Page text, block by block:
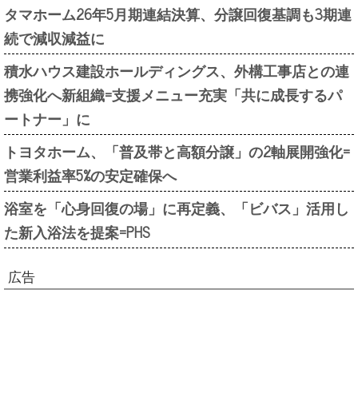
タマホーム26年5月期連結決算、分譲回復基調も3期連
続で減収減益に
積水ハウス建設ホールディングス、外構工事店との連
携強化へ新組織=支援メニュー充実「共に成長するパ
ートナー」に
トヨタホーム、「普及帯と高額分譲」の2軸展開強化=
営業利益率5%の安定確保へ
浴室を「心身回復の場」に再定義、「ビバス」活用し
た新入浴法を提案=PHS
広告